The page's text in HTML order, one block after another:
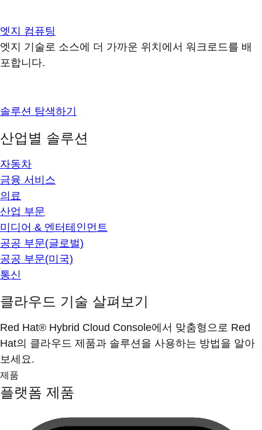
엣지 컴퓨팅
엣지 기술로 소스에 더 가까운 위치에서 워크로드를 배
포합니다.
솔루션 탐색하기
산업별 솔루션
자동차
금융 서비스
의료
산업 부문
미디어 & 엔터테인먼트
공공 부문(글로벌)
공공 부문(미국)
통신
클라우드 기술 살펴보기
Red Hat® Hybrid Cloud Console에서 맞춤형으로 Red
Hat의 클라우드 제품과 솔루션을 사용하는 방법을 알아
보세요.
제품
플랫폼 제품